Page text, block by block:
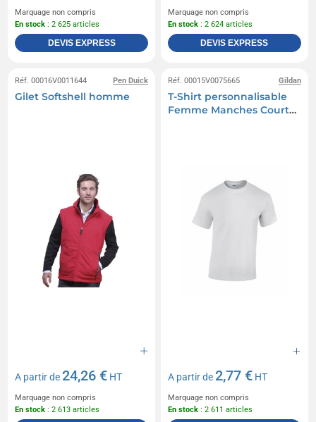
Marquage non compris
En stock : 2 625 articles
DEVIS EXPRESS
Marquage non compris
En stock : 2 624 articles
DEVIS EXPRESS
Pen Duick
Réf. 00016V0011644
Gilet Softshell homme
A partir de24,26 € HT
Marquage non compris
En stock : 2 613 articles
Gildan
Réf. 00015V0075665
T-Shirt personnalisable
Femme Manches Courtes
A partir de2,77 € HT
Marquage non compris
En stock : 2 611 articles